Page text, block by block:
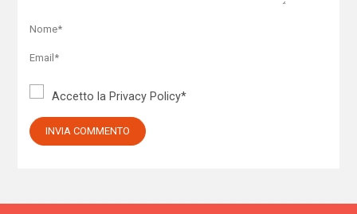
Accetto la Privacy Policy*